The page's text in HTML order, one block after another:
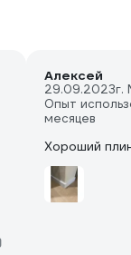
Алексей
29.09.2023г.
Опыт
месяцев
Хороший